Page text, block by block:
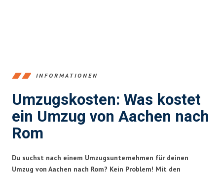
INFORMATIONEN
Umzugskosten: Was kostet
ein Umzug von Aachen nach
Rom
Du suchst nach einem Umzugsunternehmen für deinen
Umzug von Aachen nach Rom? Kein Problem! Mit den